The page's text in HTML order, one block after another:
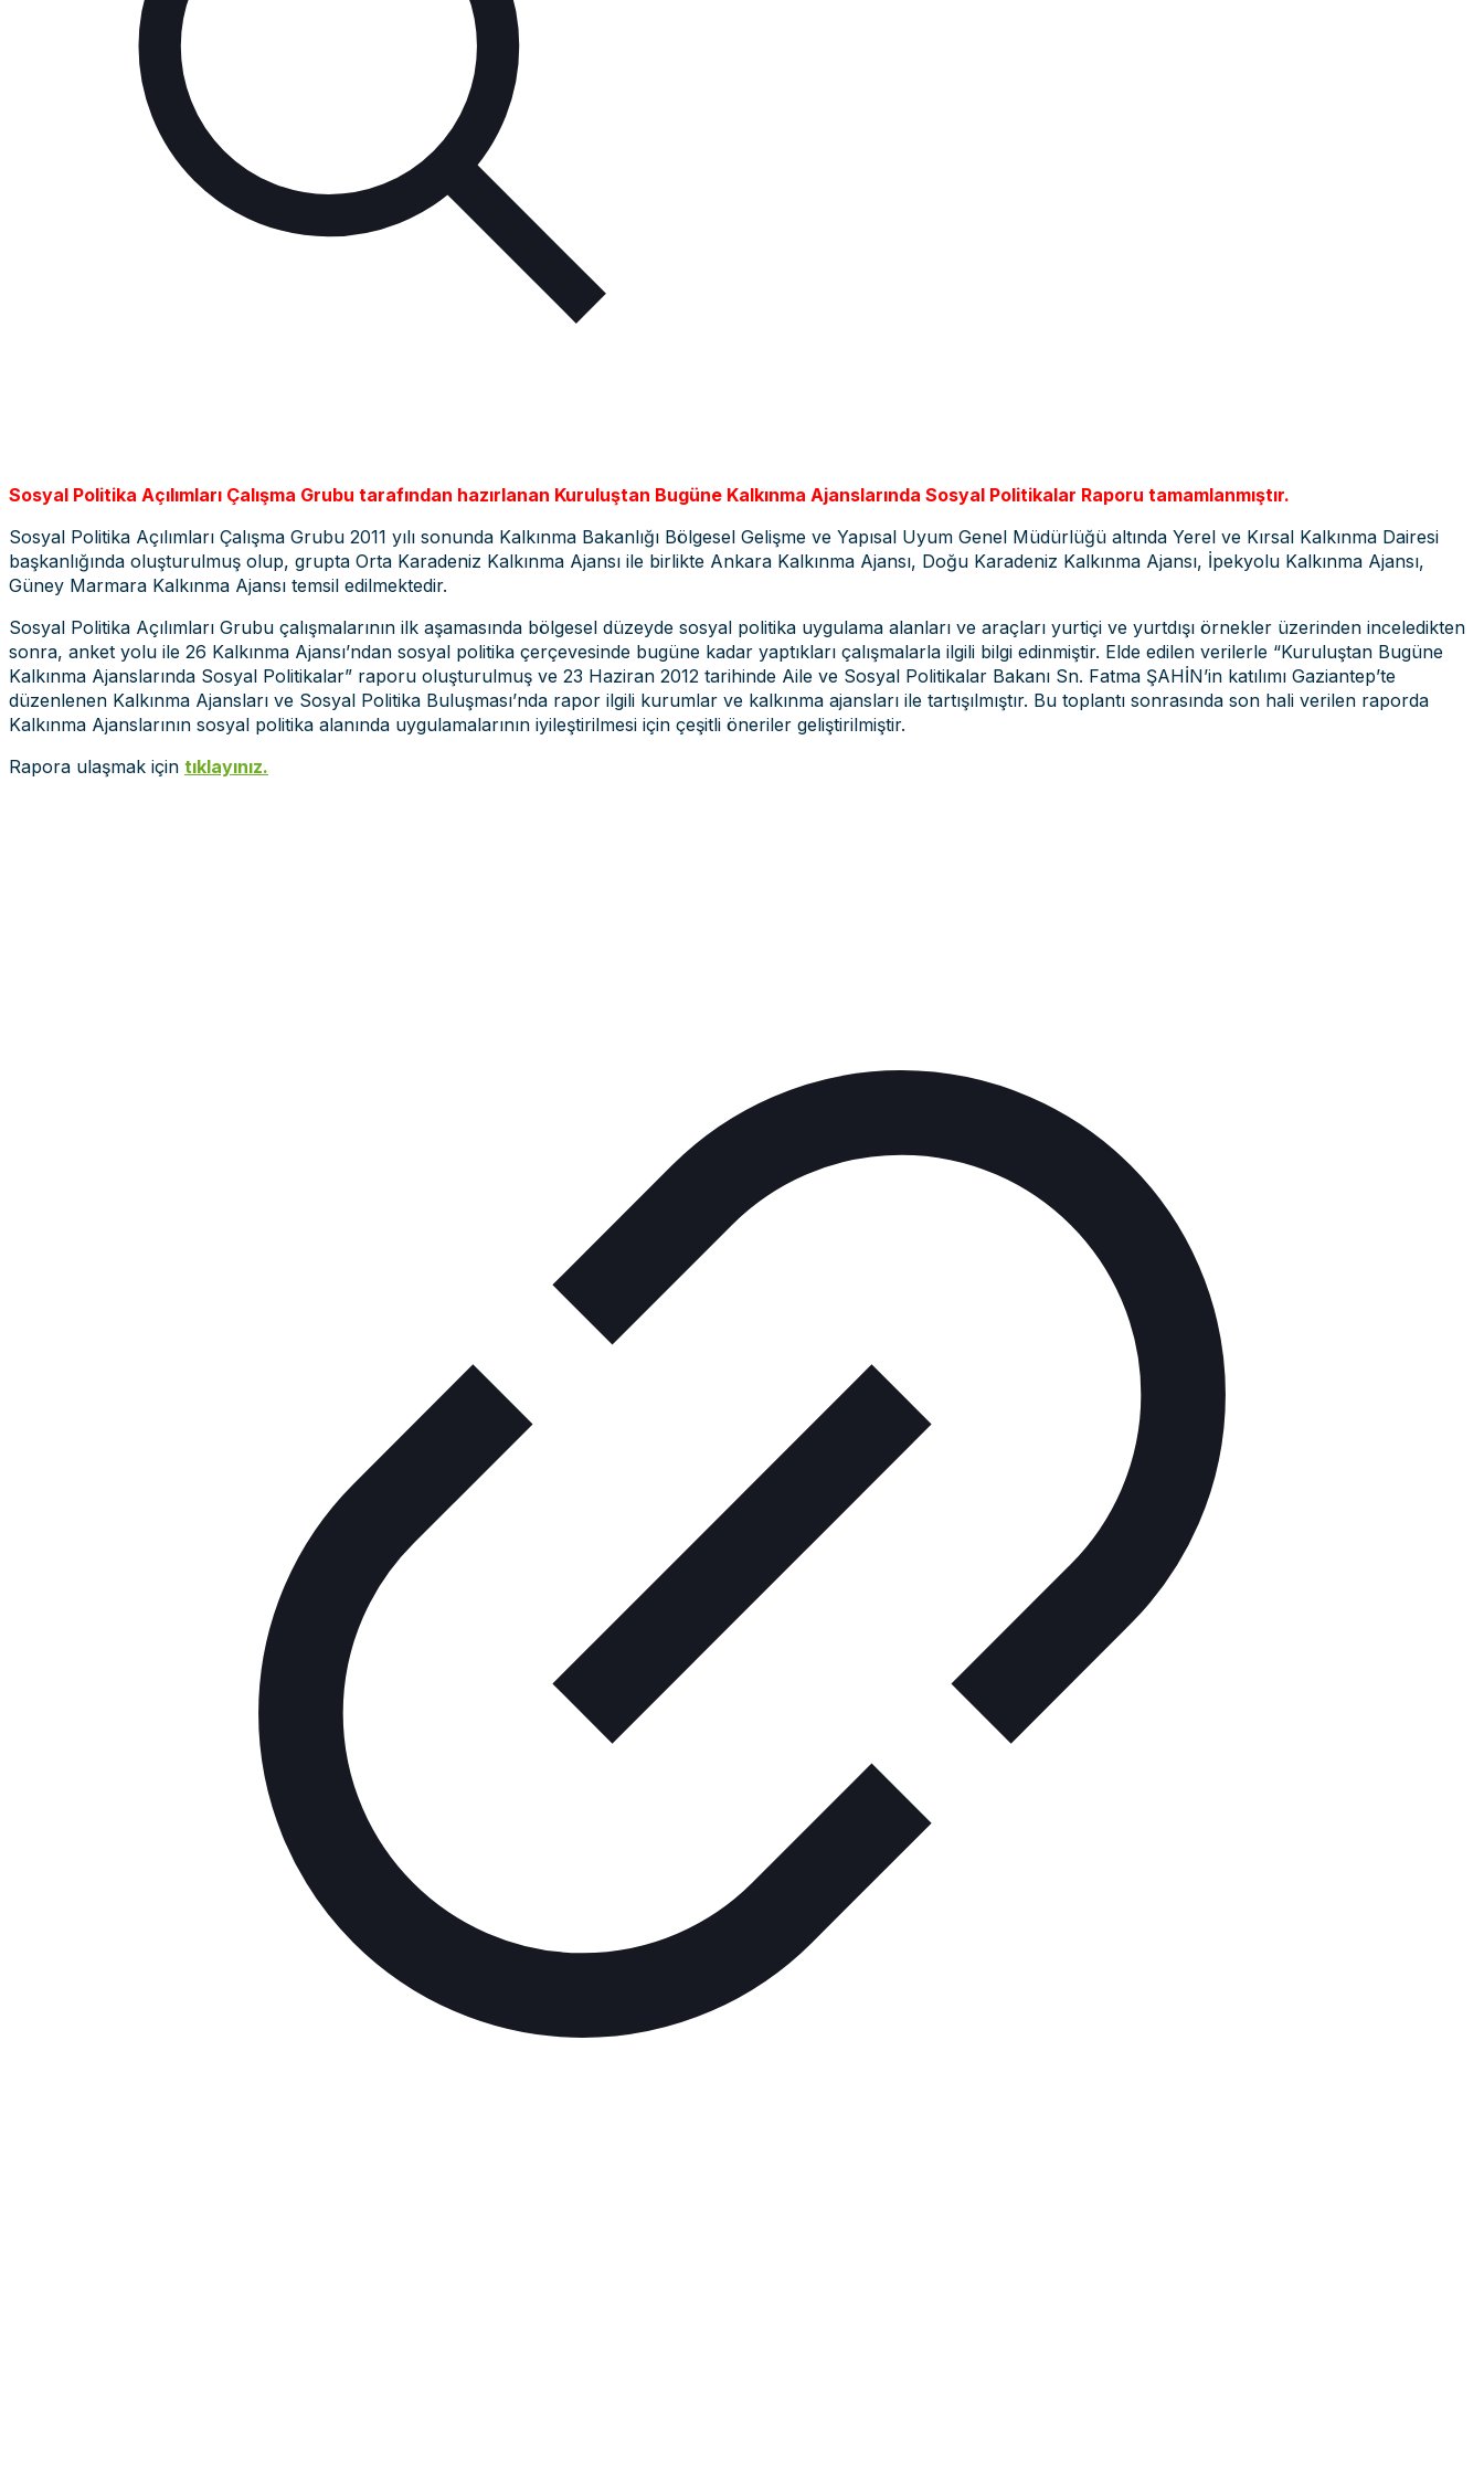
Sosyal Politika Açılımları Çalışma Grubu tarafından hazırlanan Kuruluştan Bugüne Kalkınma Ajanslarında Sosyal Politikalar Raporu tamamlanmıştır.
Sosyal Politika Açılımları Çalışma Grubu 2011 yılı sonunda Kalkınma Bakanlığı Bölgesel Gelişme ve Yapısal Uyum Genel Müdürlüğü altında Yerel ve Kırsal Kalkınma Dairesi
başkanlığında oluşturulmuş olup, grupta Orta Karadeniz Kalkınma Ajansı ile birlikte Ankara Kalkınma Ajansı, Doğu Karadeniz Kalkınma Ajansı, İpekyolu Kalkınma Ajansı,
Güney Marmara Kalkınma Ajansı temsil edilmektedir.
Sosyal Politika Açılımları Grubu çalışmalarının ilk aşamasında bölgesel düzeyde sosyal politika uygulama alanları ve araçları yurtiçi ve yurtdışı örnekler üzerinden inceledikten
sonra, anket yolu ile 26 Kalkınma Ajansı’ndan sosyal politika çerçevesinde bugüne kadar yaptıkları çalışmalarla ilgili bilgi edinmiştir. Elde edilen verilerle “Kuruluştan Bugüne
Kalkınma Ajanslarında Sosyal Politikalar” raporu oluşturulmuş ve 23 Haziran 2012 tarihinde Aile ve Sosyal Politikalar Bakanı Sn. Fatma ŞAHİN’in katılımı Gaziantep’te
düzenlenen Kalkınma Ajansları ve Sosyal Politika Buluşması’nda rapor ilgili kurumlar ve kalkınma ajansları ile tartışılmıştır. Bu toplantı sonrasında son hali verilen raporda
Kalkınma Ajanslarının sosyal politika alanında uygulamalarının iyileştirilmesi için çeşitli öneriler geliştirilmiştir.
Rapora ulaşmak için tıklayınız.